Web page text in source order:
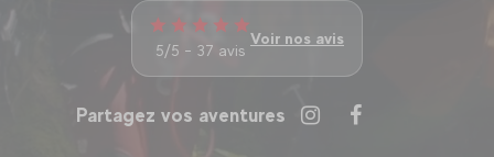
5/5 - 37 avis
Voir nos avis
Partagez vos aventures